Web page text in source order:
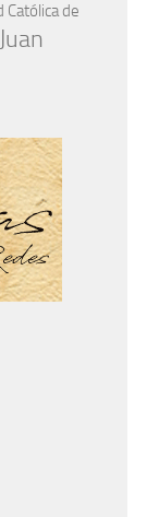
Católica de